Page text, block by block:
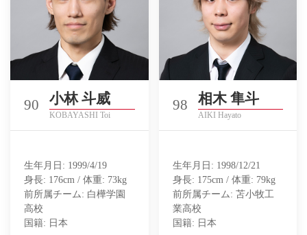
90 小林 斗威
KOBAYASHI Toi
生年月日: 1999/4/19
身長: 176cm / 体重: 73kg
前所属チーム: 白樺学園
高校
国籍: 日本
98 相木 隼斗
AIKI Hayato
生年月日: 1998/12/21
身長: 175cm / 体重: 79kg
前所属チーム: 苫小牧工
業高校
国籍: 日本